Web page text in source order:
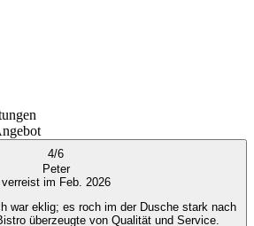
4/6
Peter
verreist im Feb. 2026
war eklig; es roch im der Dusche stark nach
Bistro überzeugte von Qualität und Service.